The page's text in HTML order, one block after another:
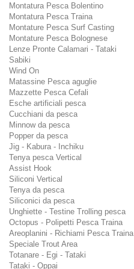
Montatura Pesca Bolentino
Montatura Pesca Traina
Montature Pesca Surf Casting
Montature Pesca Bolognese
Lenze Pronte Calamari - Tataki
Sabiki
Wind On
Matassine Pesca aguglie
Mazzette Pesca Cefali
Esche artificiali pesca
Cucchiani da pesca
Minnow da pesca
Popper da pesca
Jig - Kabura - Inchiku
Tenya pesca Vertical
Assist Hook
Siliconi Vertical
Tenya da pesca
Siliconici da pesca
Unghiette - Testine Trolling pesca
Octopus - Polipetti Pesca Traina
Areoplanini - Richiami Pesca Traina
Speciale Trout Area
Totanare - Egi - Tataki
Tataki - Oppai